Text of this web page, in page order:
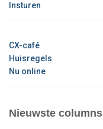
Insturen
CX-café
Huisregels
Nu online
Nieuwste columns